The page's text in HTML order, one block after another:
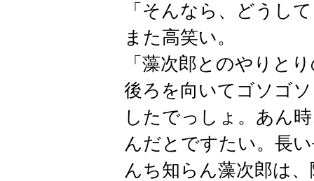
「そんなら、どうし
また高笑い。
「藻次郎とのやりと
後ろを向いてゴソゴ
したでっしょ。あん
んだとですたい。長
んち知らん藻次郎は